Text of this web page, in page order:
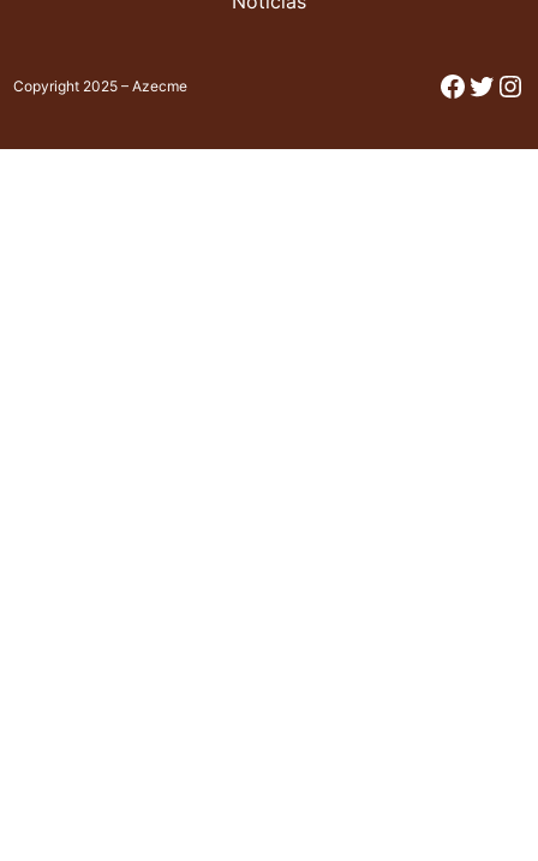
Copyright 2025 – Azecme